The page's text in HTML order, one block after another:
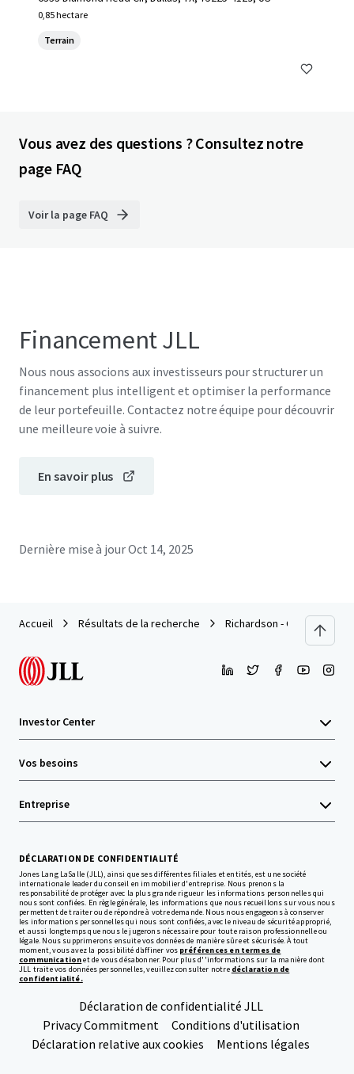
0,85 hectare
Terrain
Vous avez des questions ? Consultez notre
page FAQ
Voir la page FAQ
Financement JLL
Nous nous associons aux investisseurs pour structurer un
financement plus intelligent et optimiser la performance
de leur portefeuille. Contactez notre équipe pour découvrir
une meilleure voie à suivre.
En savoir plus
Dernière mise à jourOct 14, 2025
Accueil Résultats de la recherche Richardson - CityLine
Investor Center
Vos besoins
Entreprise
DÉCLARATION DE CONFIDENTIALITÉ
Jones Lang LaSalle (JLL), ainsi que ses différentes filiales et entités, est une société
internationale leader du conseil en immobilier d'entreprise. Nous prenons la
responsabilité de protéger avec la plus grande rigueur les informations personnelles qui
nous sont confiées. En règle générale, les informations que nous recueillons sur vous nous
permettent de traiter ou de répondre à votre demande. Nous nous engageons à conserver
les informations personnelles qui nous sont confiées, avec le niveau de sécurité approprié,
et aussi longtemps que nous le jugerons nécessaire pour toute raison professionnelle ou
légale. Nous supprimerons ensuite vos données de manière sûre et sécurisée. À tout
moment, vous avez la possibilité d’affiner vos préférences en termes de
communicationet de vous désabonner. Pour plus d''informations sur la manière dont
JLL traite vos données personnelles, veuillez consulter notre déclaration de
confidentialité.
Déclaration de confidentialité JLL
Privacy Commitment
Conditions d'utilisation
Déclaration relative aux cookies
Mentions légales